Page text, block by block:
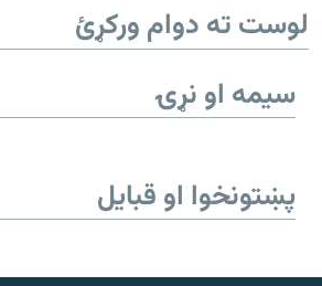
لوست ته دوام ورکړئ
سیمه او نړۍ
پښتونخوا او قبایل